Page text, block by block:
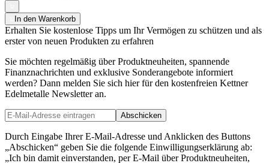
In den Warenkorb
Erhalten Sie kostenlose Tipps um Ihr Vermögen zu schützen und als
erster von neuen Produkten zu erfahren
Sie möchten regelmäßig über Produktneuheiten, spannende
Finanznachrichten und exklusive Sonderangebote informiert
werden? Dann melden Sie sich hier für den kostenfreien Kettner
Edelmetalle Newsletter an.
Abschicken
Durch Eingabe Ihrer E-Mail-Adresse und Anklicken des Buttons
„Abschicken“ geben Sie die folgende Einwilligungserklärung ab:
„Ich bin damit einverstanden, per E-Mail über Produktneuheiten,